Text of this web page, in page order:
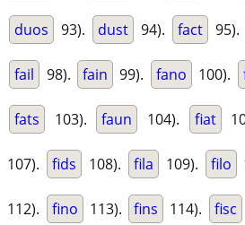
duos 93). dust 94). fact 95).
fail 98). fain 99). fano 100).
fats 103). faun 104). fiat
107). fids 108). fila 109). filo
112). fino 113). fins 114). fisc